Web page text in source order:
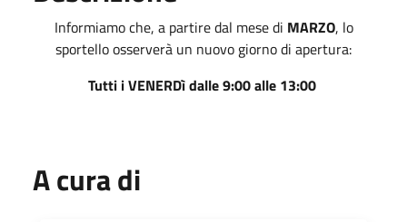
Informiamo che, a partire dal mese di MARZO, lo
sportello osserverà un nuovo giorno di apertura:
Tutti i VENERDì dalle 9:00 alle 13:00
A cura di